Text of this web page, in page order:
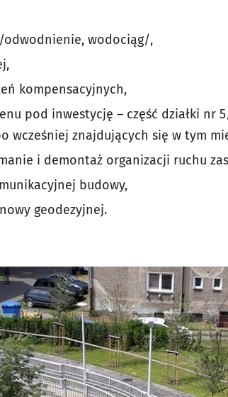
wodociąg/,
kompensacyjnych,
pod inwestycję – część działki nr
wcześniej znajdujących się w tym
i demontaż organizacji ruchu
budowy,
geodezyjnej.